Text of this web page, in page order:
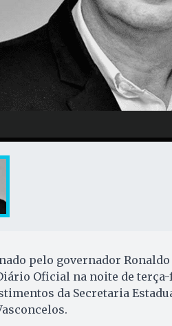
pelo governador
Oficial na noite de terça-
da Secretaria